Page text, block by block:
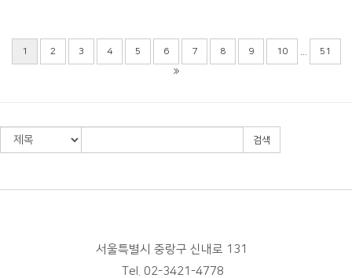
1 2 3 4 5 6 7 8 9 10 51
검색
서울특별시 중랑구 신내로 131
Tel. 02-3421-4778